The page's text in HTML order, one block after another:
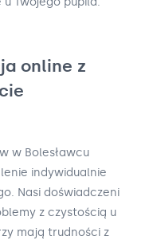
online z
w Bolesławcu
indywidualnie
Nasi doświadczeni
z czystością u
mają trudności z